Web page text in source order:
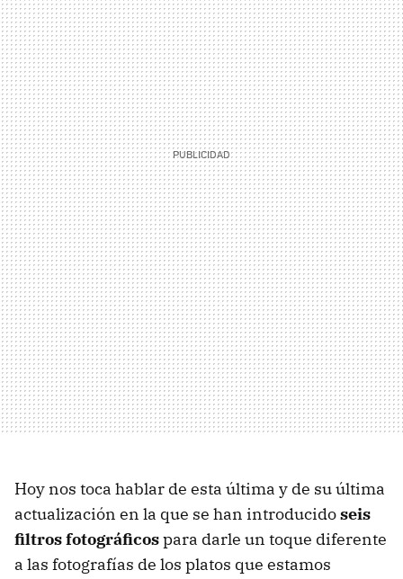
Hoy nos toca hablar de esta última y de su última
actualización en la que se han introducidoseis
filtros fotográficospara darle un toque diferente
a las fotografías de los platos que estamos